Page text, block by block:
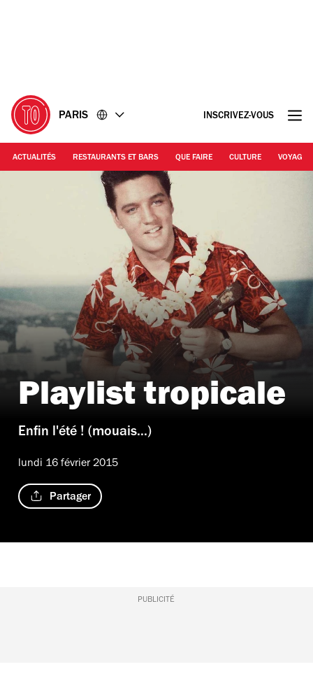
PARIS INSCRIVEZ-VOUS
ACTUALITÉS RESTAURANTS ET BARS QUE FAIRE CULTURE VOYAGE
Playlist tropicale
Enfin l'été ! (mouais...)
lundi 16 février 2015
Partager
PUBLICITÉ